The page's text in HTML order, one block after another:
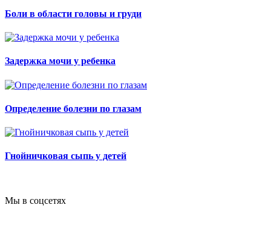
Боли в области головы и груди
Задержка мочи у ребенка
Определение болезни по глазам
Гнойничковая сыпь у детей
Мы в соцсетях